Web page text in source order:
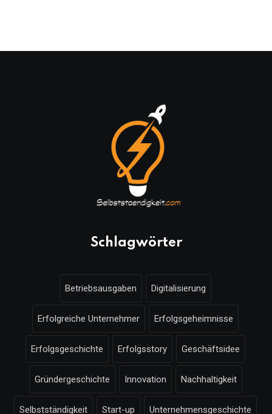
Schlagwörter
Betriebsausgaben Digitalisierung
Erfolgreiche Unternehmer Erfolgsgeheimnisse
Erfolgsgeschichte Erfolgsstory Geschäftsidee
Gründergeschichte Innovation Nachhaltigkeit
Selbstständigkeit Start-up Unternehmensgeschichte